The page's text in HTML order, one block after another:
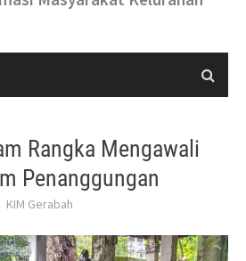
Rangka Mengawali
Penanggungan
KIM Gerabah